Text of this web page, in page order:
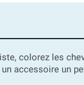
colorez les
accessoire un